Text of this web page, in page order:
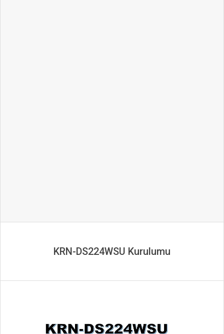
KRN-DS224WSU Kurulumu